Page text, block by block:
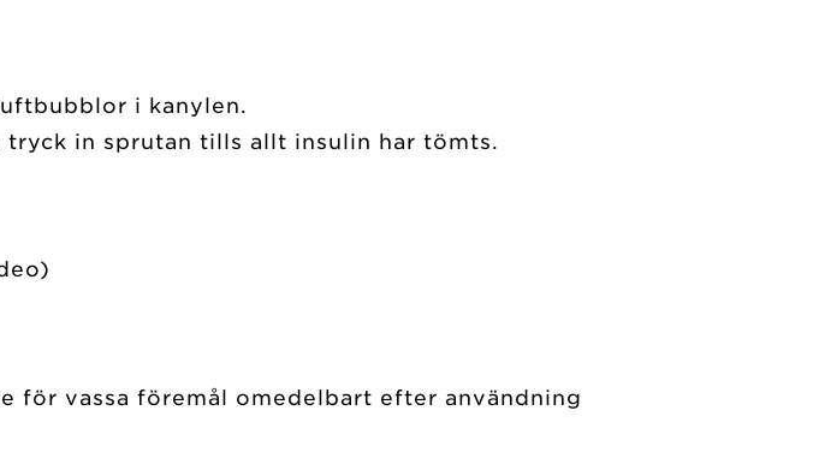
i kanylen.
in sprutan tills allt insulin har tömts.
för vassa föremål omedelbart efter användning